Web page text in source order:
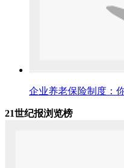
企业养老保险制度：
21世纪报浏览榜